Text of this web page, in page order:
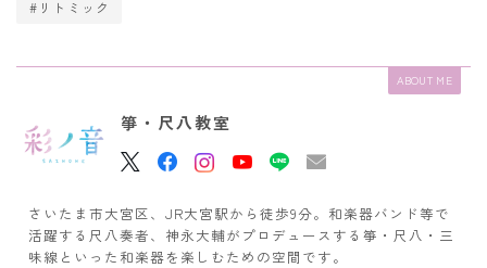
#リトミック
ABOUT ME
箏・尺八教室
さいたま市大宮区、JR大宮駅から徒歩9分。和楽器バンド等で
活躍する尺八奏者、神永大輔がプロデュースする箏・尺八・三
味線といった和楽器を楽しむための空間です。